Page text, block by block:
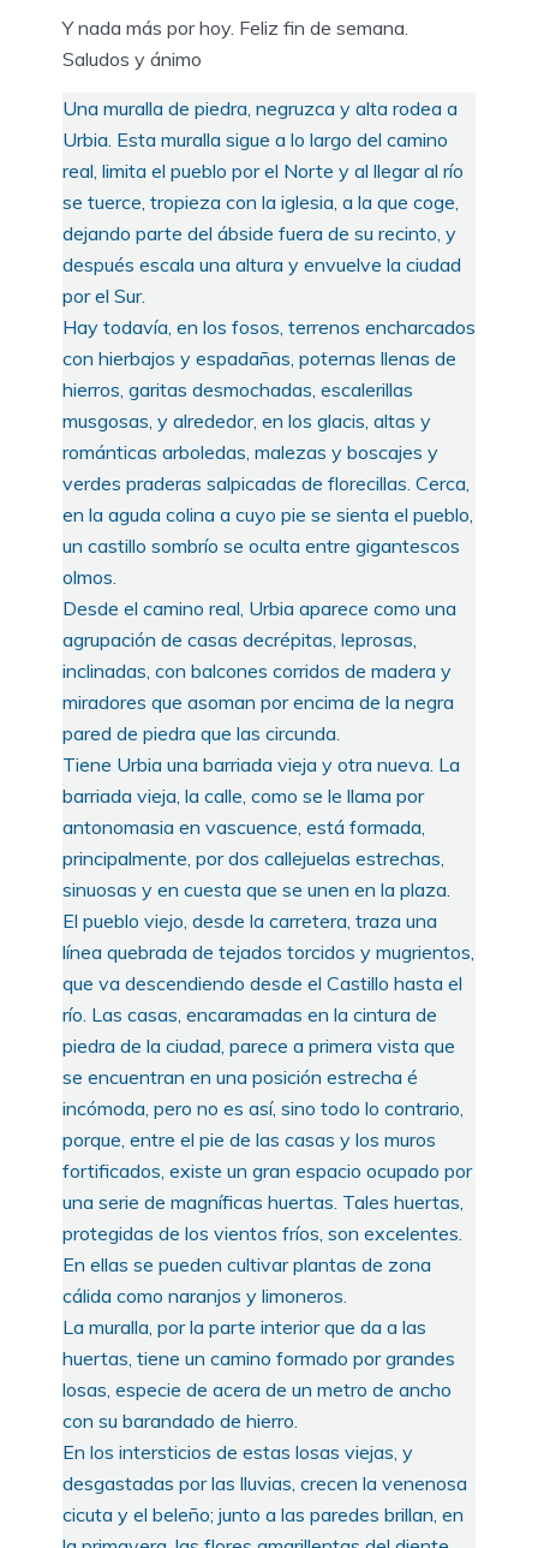
Y nada más por hoy. Feliz fin de semana.
Saludos y ánimo
Una muralla de piedra, negruzca y alta rodea a
Urbia. Esta muralla sigue a lo largo del camino
real, limita el pueblo por el Norte y al llegar al río
se tuerce, tropieza con la iglesia, a la que coge,
dejando parte del ábside fuera de su recinto, y
después escala una altura y envuelve la ciudad
por el Sur.
Hay todavía, en los fosos, terrenos encharcados
con hierbajos y espadañas, poternas llenas de
hierros, garitas desmochadas, escalerillas
musgosas, y alrededor, en los glacis, altas y
románticas arboledas, malezas y boscajes y
verdes praderas salpicadas de florecillas. Cerca,
en la aguda colina a cuyo pie se sienta el pueblo,
un castillo sombrío se oculta entre gigantescos
olmos.
Desde el camino real, Urbia aparece como una
agrupación de casas decrépitas, leprosas,
inclinadas, con balcones corridos de madera y
miradores que asoman por encima de la negra
pared de piedra que las circunda.
Tiene Urbia una barriada vieja y otra nueva. La
barriada vieja, la calle, como se le llama por
antonomasia en vascuence, está formada,
principalmente, por dos callejuelas estrechas,
sinuosas y en cuesta que se unen en la plaza.
El pueblo viejo, desde la carretera, traza una
línea quebrada de tejados torcidos y mugrientos,
que va descendiendo desde el Castillo hasta el
río. Las casas, encaramadas en la cintura de
piedra de la ciudad, parece a primera vista que
se encuentran en una posición estrecha é
incómoda, pero no es así, sino todo lo contrario,
porque, entre el pie de las casas y los muros
fortificados, existe un gran espacio ocupado por
una serie de magníficas huertas. Tales huertas,
protegidas de los vientos fríos, son excelentes.
En ellas se pueden cultivar plantas de zona
cálida como naranjos y limoneros.
La muralla, por la parte interior que da a las
huertas, tiene un camino formado por grandes
losas, especie de acera de un metro de ancho
con su barandado de hierro.
En los intersticios de estas losas viejas, y
desgastadas por las lluvias, crecen la venenosa
cicuta y el beleño; junto a las paredes brillan, en